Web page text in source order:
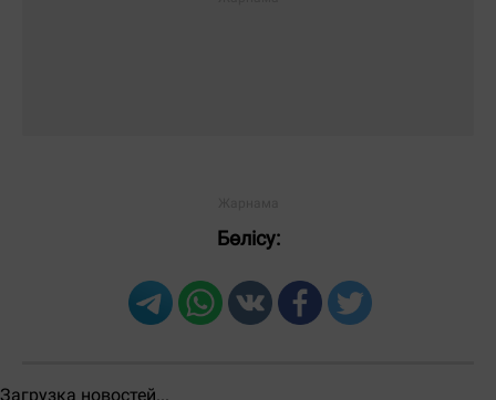
Бөлісу:
Загрузка новостей...